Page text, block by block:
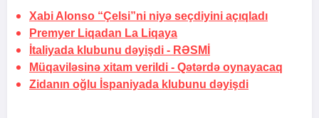
Xabi Alonso “Çelsi”ni niyə seçdiyini açıqladı
Premyer Liqadan La Liqaya
İtaliyada klubunu dəyişdi - RƏSMİ
Müqaviləsinə xitam verildi - Qətərdə oynayacaq
Zidanın oğlu İspaniyada klubunu dəyişdi